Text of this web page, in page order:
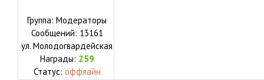
Группа: Модераторы
Сообщений: 13161
ул. Молодогвардейская
Награды: 259
Статус: оффлайн